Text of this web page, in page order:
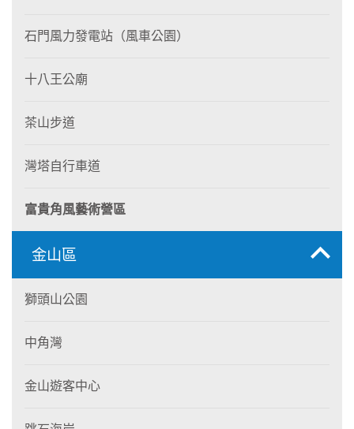
石門風力發電站（風車公園）
十八王公廟
茶山步道
灣塔自行車道
富貴角風藝術營區
金山區
獅頭山公園
中角灣
金山遊客中心